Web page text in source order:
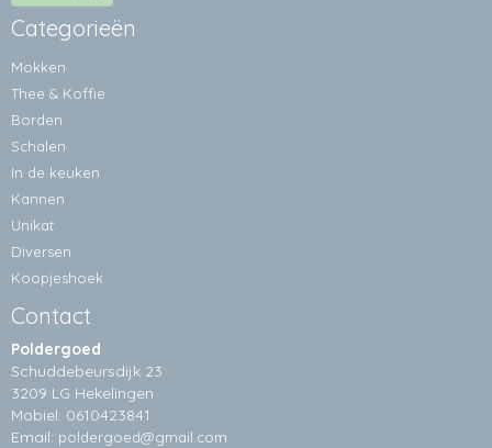
Categorieën
Mokken
Thee & Koffie
Borden
Schalen
In de keuken
Kannen
Unikat
Diversen
Koopjeshoek
Contact
Poldergoed
Schuddebeursdijk 23
3209 LG Hekelingen
Mobiel: 0610423841
Email: poldergoed@gmail.com